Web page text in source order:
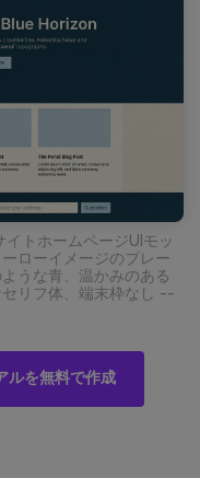
トホームページUIモッ
ローイメージのプレー
うな青、温かみのある
リフ体、端末枠なし --
ルを無料で作成